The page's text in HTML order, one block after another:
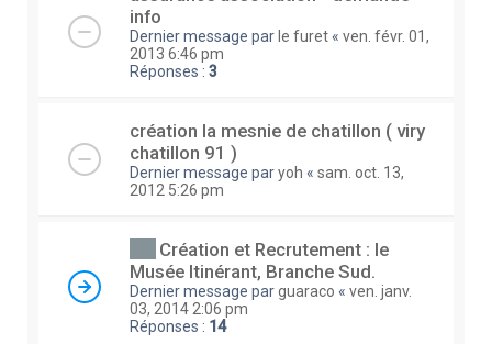
info
Dernier message par le furet « ven. févr. 01,
2013 6:46 pm
Réponses : 3
création la mesnie de chatillon ( viry
chatillon 91 )
Dernier message paryoh « sam. oct. 13,
2012 5:26 pm
Création et Recrutement : le
Musée Itinérant, Branche Sud.
Dernier message parguaraco « ven. janv.
03, 2014 2:06 pm
Réponses : 14